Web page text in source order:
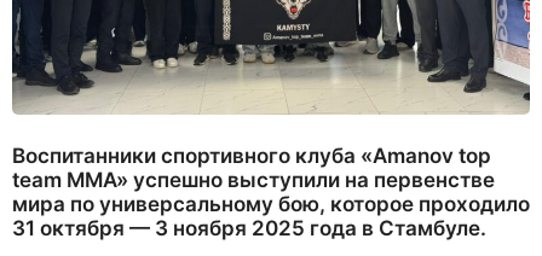
Воспитанники спортивного клуба «Amanov top
team MMA» успешно выступили на первенстве
мира по универсальному бою, которое проходило
31 октября — 3 ноября 2025 года в Стамбуле.